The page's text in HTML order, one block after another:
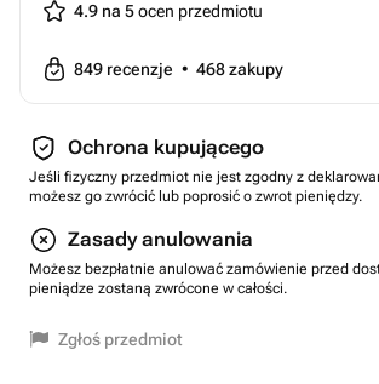
4.9 na 5ocen przedmiotu
849 recenzje • 468zakupy
Ochrona kupującego
Jeśli fizyczny przedmiot nie jest zgodny z
możesz go zwrócić lub poprosić o zwrot pieniędzy.
Zasady anulowania
Możesz bezpłatnie anulować zamówienie przed
pieniądze zostaną zwrócone w całości.
Zgłoś przedmiot